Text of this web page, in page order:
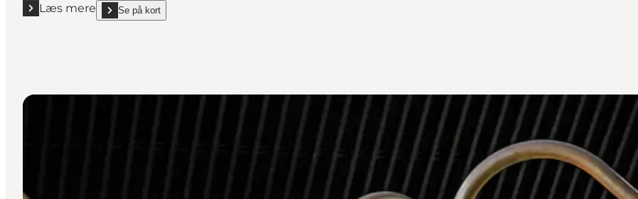
Læs mere
Læs mere "WOW PARK Skjern - forlystelsespark i Vestjylland"
Se på kort
show WOW PARK Skjern - forlystelsespark i Vestjylland on_map